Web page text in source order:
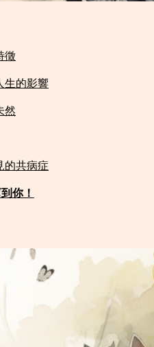
徵​
生的影響​
然​
的共病症
你！